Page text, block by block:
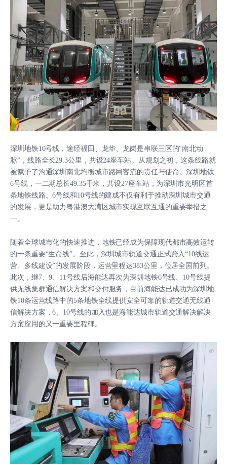
深圳地铁10号线，途经福田、龙华、龙岗是串联三区的“南北动
脉”，线路全长29.3公里，共设24座车站。从规划之初，这条线路就
被赋予了沟通深圳南北均衡城市路网客流的责任与使命。深圳地铁
6号线，一二期总长49.35千米，共设27座车站，为深圳市光明区首
条地铁线路。6号线和10号线的建成不仅有利于推动深圳城市交通
的发展，更是助力粤港澳大湾区城市实现互联互通的重要举措之
一。
随着全球城市化的快速推进，地铁已经成为保障现代都市高效运转
的一条重要“生命线”。至此，深圳城市轨道交通正式跨入“10线运
营、多线建设”的发展阶段，运营里程达383公里，位居全国前列。
此次，继7、9、11号线后海能达再次为深圳地铁6号线、10号线提
供无线集群通信解决方案和交付服务，目前海能达已成功为深圳地
铁10条运营线路中的5条地铁全线提供安全可靠的轨道交通无线通
信解决方案，6、10号线的加入也是海能达城市轨道交通解决解决
方案应用的又一重要里程碑。